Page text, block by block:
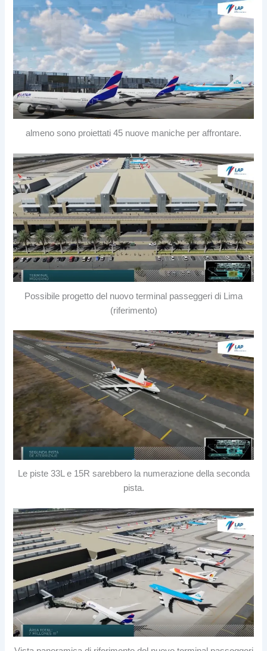
almeno sono proiettati 45 nuove maniche per affrontare.
Possibile progetto del nuovo terminal passeggeri di Lima
(riferimento)
Le piste 33L e 15R sarebbero la numerazione della seconda
pista.